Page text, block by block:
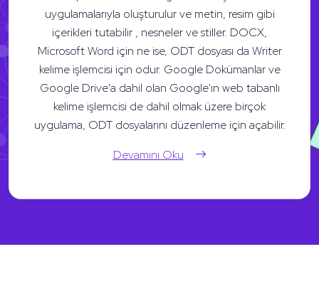
uygulamalarıyla oluşturulur ve metin, resim gibi
içerikleri tutabilir , nesneler ve stiller. DOCX,
Microsoft Word için ne ise, ODT dosyası da Writer
kelime işlemcisi için odur. Google Dokümanlar ve
Google Drive'a dahil olan Google'ın web tabanlı
kelime işlemcisi de dahil olmak üzere birçok
uygulama, ODT dosyalarını düzenleme için açabilir.
Devamını Oku